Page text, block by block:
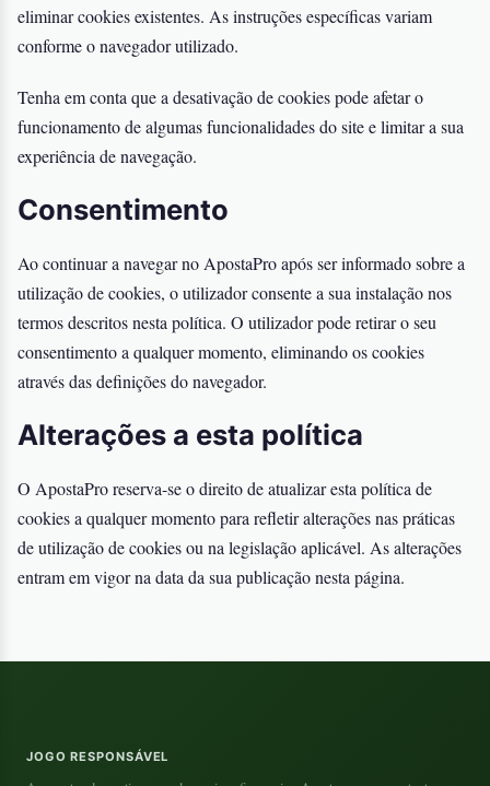
eliminar cookies existentes. As instruções específicas variam
conforme o navegador utilizado.
Tenha em conta que a desativação de cookies pode afetar o
funcionamento de algumas funcionalidades do site e limitar a sua
experiência de navegação.
Consentimento
Ao continuar a navegar no ApostaPro após ser informado sobre a
utilização de cookies, o utilizador consente a sua instalação nos
termos descritos nesta política. O utilizador pode retirar o seu
consentimento a qualquer momento, eliminando os cookies
através das definições do navegador.
Alterações a esta política
O ApostaPro reserva-se o direito de atualizar esta política de
cookies a qualquer momento para refletir alterações nas práticas
de utilização de cookies ou na legislação aplicável. As alterações
entram em vigor na data da sua publicação nesta página.
JOGO RESPONSÁVEL